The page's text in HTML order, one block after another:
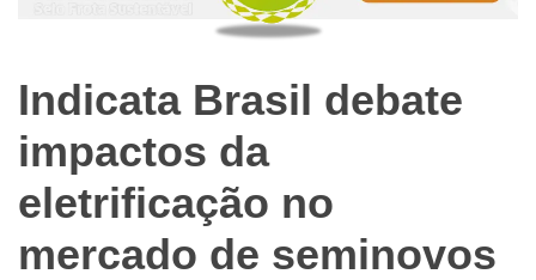
Indicata Brasil debate
impactos da
eletrificação no
mercado de seminovos